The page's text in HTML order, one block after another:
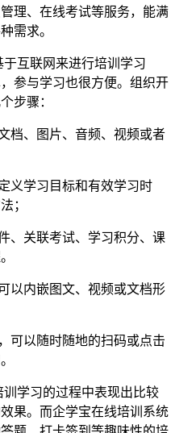
理、在线考试等服务，能满
需求。
互联网来进行培训学习
参与学习也很方便。组织开
步骤：
档、图片、音频、视频或者
义学习目标和有效学习时
；
、关联考试、学习积分、课
以内嵌图文、视频或文档形
可以随时随地的扫码或点击
学习的过程中表现出比较
果。而企学宝在线培训系统